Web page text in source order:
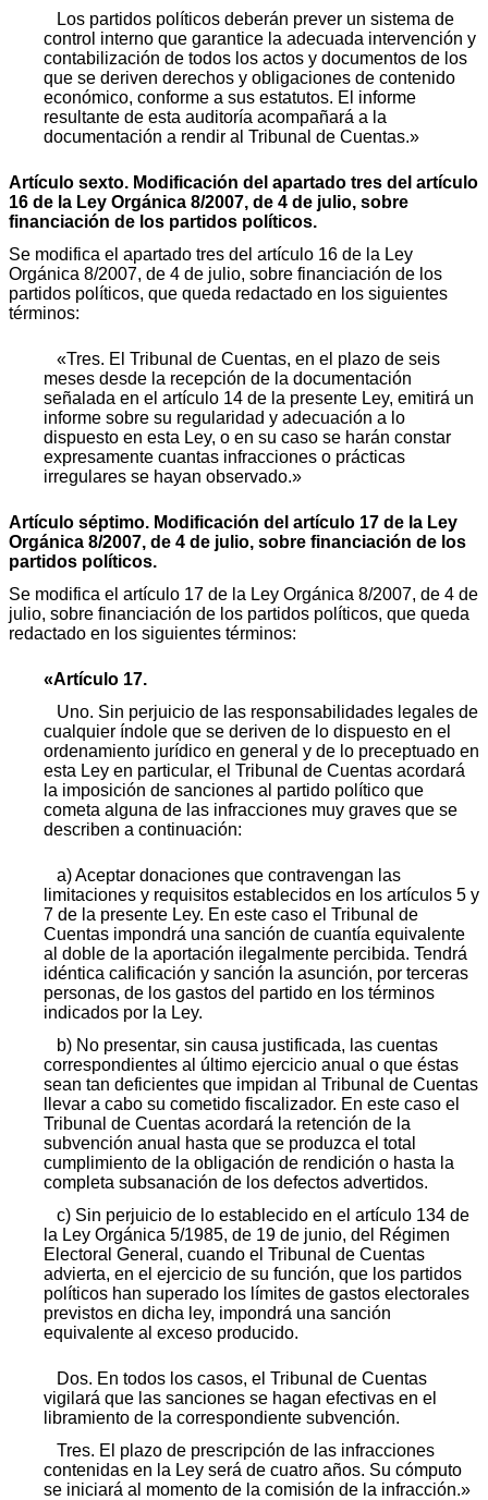
Los partidos políticos deberán prever un sistema de
control interno que garantice la adecuada intervención y
contabilización de todos los actos y documentos de los
que se deriven derechos y obligaciones de contenido
económico, conforme a sus estatutos. El informe
resultante de esta auditoría acompañará a la
documentación a rendir al Tribunal de Cuentas.»
Artículo sexto. Modificación del apartado tres del artículo
16 de la Ley Orgánica 8/2007, de 4 de julio, sobre
financiación de los partidos políticos.
Se modifica el apartado tres del artículo 16 de la Ley
Orgánica 8/2007, de 4 de julio, sobre financiación de los
partidos políticos, que queda redactado en los siguientes
términos:
«Tres. El Tribunal de Cuentas, en el plazo de seis
meses desde la recepción de la documentación
señalada en el artículo 14 de la presente Ley, emitirá un
informe sobre su regularidad y adecuación a lo
dispuesto en esta Ley, o en su caso se harán constar
expresamente cuantas infracciones o prácticas
irregulares se hayan observado.»
Artículo séptimo. Modificación del artículo 17 de la Ley
Orgánica 8/2007, de 4 de julio, sobre financiación de los
partidos políticos.
Se modifica el artículo 17 de la Ley Orgánica 8/2007, de 4 de
julio, sobre financiación de los partidos políticos, que queda
redactado en los siguientes términos:
«Artículo 17.
Uno. Sin perjuicio de las responsabilidades legales de
cualquier índole que se deriven de lo dispuesto en el
ordenamiento jurídico en general y de lo preceptuado en
esta Ley en particular, el Tribunal de Cuentas acordará
la imposición de sanciones al partido político que
cometa alguna de las infracciones muy graves que se
describen a continuación:
a) Aceptar donaciones que contravengan las
limitaciones y requisitos establecidos en los artículos 5 y
7 de la presente Ley. En este caso el Tribunal de
Cuentas impondrá una sanción de cuantía equivalente
al doble de la aportación ilegalmente percibida. Tendrá
idéntica calificación y sanción la asunción, por terceras
personas, de los gastos del partido en los términos
indicados por la Ley.
b) No presentar, sin causa justificada, las cuentas
correspondientes al último ejercicio anual o que éstas
sean tan deficientes que impidan al Tribunal de Cuentas
llevar a cabo su cometido fiscalizador. En este caso el
Tribunal de Cuentas acordará la retención de la
subvención anual hasta que se produzca el total
cumplimiento de la obligación de rendición o hasta la
completa subsanación de los defectos advertidos.
c) Sin perjuicio de lo establecido en el artículo 134 de
la Ley Orgánica 5/1985, de 19 de junio, del Régimen
Electoral General, cuando el Tribunal de Cuentas
advierta, en el ejercicio de su función, que los partidos
políticos han superado los límites de gastos electorales
previstos en dicha ley, impondrá una sanción
equivalente al exceso producido.
Dos. En todos los casos, el Tribunal de Cuentas
vigilará que las sanciones se hagan efectivas en el
libramiento de la correspondiente subvención.
Tres. El plazo de prescripción de las infracciones
contenidas en la Ley será de cuatro años. Su cómputo
se iniciará al momento de la comisión de la infracción.»